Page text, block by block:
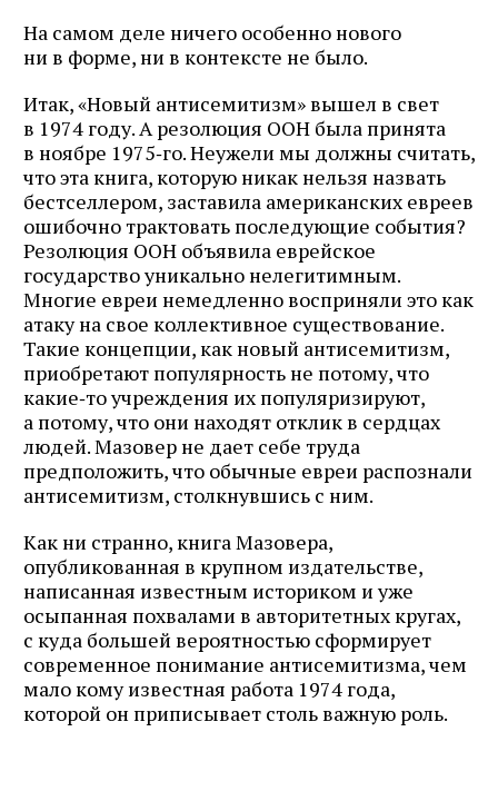
На самом деле ничего особенно нового
ни в форме, ни в контексте не было.
Итак, «Новый антисемитизм» вышел в свет
в 1974 году. А резолюция ООН была принята
в ноябре 1975‑го. Неужели мы должны считать,
что эта книга, которую никак нельзя назвать
бестселлером, заставила американских евреев
ошибочно трактовать последующие события?
Резолюция ООН объявила еврейское
государство уникально нелегитимным.
Многие евреи немедленно восприняли это как
атаку на свое коллективное существование.
Такие концепции, как новый антисемитизм,
приобретают популярность не потому, что
какие‑то учреждения их популяризируют,
а потому, что они находят отклик в сердцах
людей. Мазовер не дает себе труда
предположить, что обычные евреи распознали
антисемитизм, столкнувшись с ним.
Как ни странно, книга Мазовера,
опубликованная в крупном издательстве,
написанная известным историком и уже
осыпанная похвалами в авторитетных кругах,
с куда большей вероятностью сформирует
современное понимание антисемитизма, чем
мало кому известная работа 1974 года,
которой он приписывает столь важную роль.